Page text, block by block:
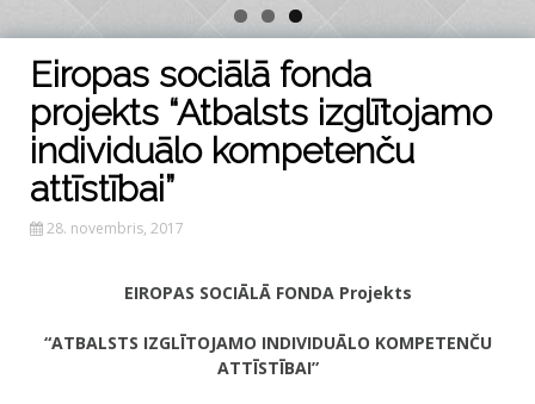
Eiropas sociālā fonda
projekts “Atbalsts izglītojamo
individuālo kompetenču
attīstībai”
28. novembris, 2017
EIROPAS SOCIĀLĀ FONDA Projekts
“ATBALSTS IZGLĪTOJAMO INDIVIDUĀLO KOMPETENČU
ATTĪSTĪBAI”